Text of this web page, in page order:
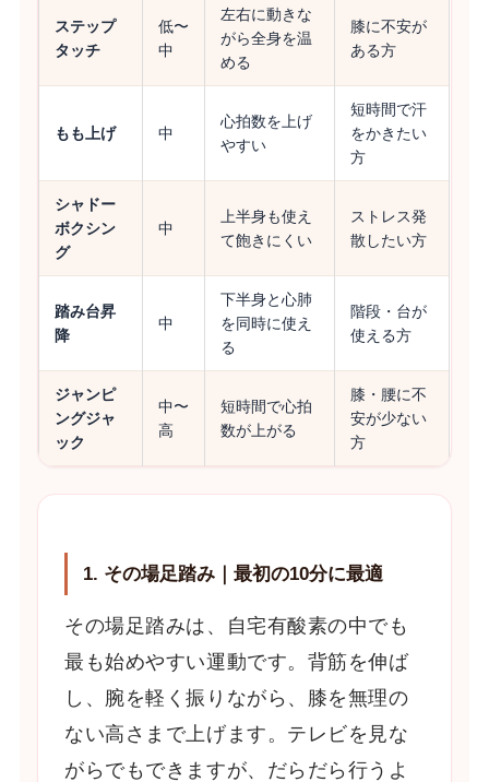
ステップ
タッチ
低〜
中
左右に動きな
がら全身を温
める
膝に不安が
ある方
もも上げ 中
心拍数を上げ
やすい
短時間で汗
をかきたい
方
シャドー
ボクシン
グ
中
上半身も使え
て飽きにくい
ストレス発
散したい方
踏み台昇
降
中
下半身と心肺
を同時に使え
る
階段・台が
使える方
ジャンピ
ングジャ
ック
中〜
高
短時間で心拍
数が上がる
膝・腰に不
安が少ない
方
1. その場足踏み｜最初の10分に最適
その場足踏みは、自宅有酸素の中でも
最も始めやすい運動です。背筋を伸ば
し、腕を軽く振りながら、膝を無理の
ない高さまで上げます。テレビを見な
がらでもできますが、だらだら行うよ